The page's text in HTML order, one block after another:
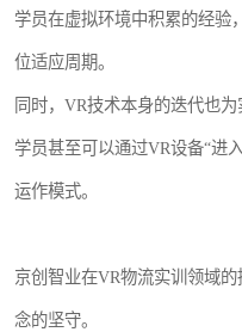
学员在虚拟环境中积累的经验
位适应周期。
同时，VR技术本身的迭代也
学员甚至可以通过VR设备“进
运作模式。
京创智业在VR物流实训领域
念的坚守。